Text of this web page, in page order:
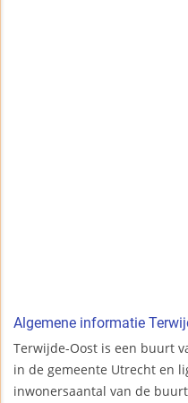
Algemene informatie
Terwijde-Oost is een buurt
in de gemeente Utrecht en
inwonersaantal van de